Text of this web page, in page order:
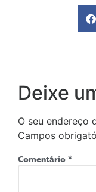
Deixe
O seu endereço
Campos
Comentário *